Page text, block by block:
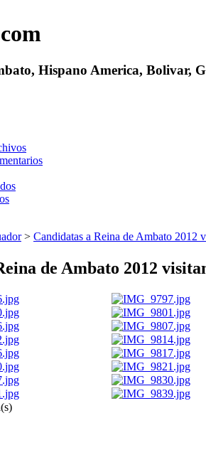
Hispano America, Bolivar,
> Candidatas a Reina de Ambato 2012
de Ambato 2012